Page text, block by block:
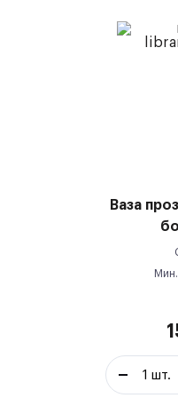
Ваза
Мин.